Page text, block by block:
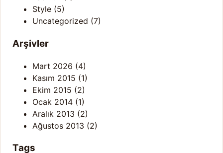
Style (5)
Uncategorized (7)
Arşivler
Mart 2026 (4)
Kasım 2015 (1)
Ekim 2015 (2)
Ocak 2014 (1)
Aralık 2013 (2)
Ağustos 2013 (2)
Tags